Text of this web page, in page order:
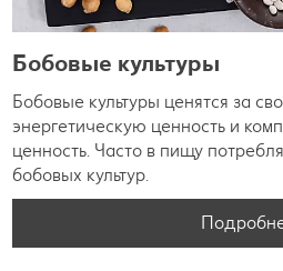
Бобовые культуры
Бобовые культуры ценятся за
энергетическую ценность и
ценность. Часто в пищу
бобовых культур.